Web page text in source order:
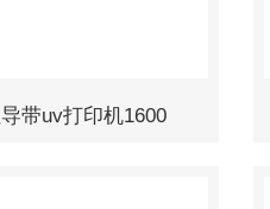
带uv打印机1600